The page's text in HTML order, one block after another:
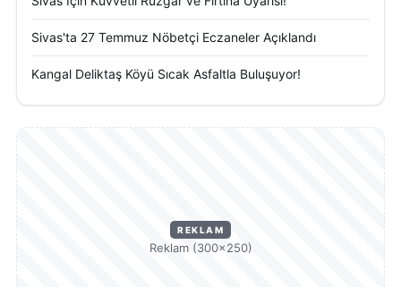
Sivas'ta 27 Temmuz Nöbetçi Eczaneler Açıklandı
Kangal Deliktaş Köyü Sıcak Asfaltla Buluşuyor!
REKLAM
Reklam (300×250)